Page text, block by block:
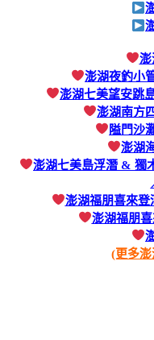
澎
澎湖夜釣小
澎湖七美望安跳
澎湖南方
隘門沙
澎湖
澎湖七美島浮潛 & 獨
澎湖福朋喜來登
澎湖福朋
(更多